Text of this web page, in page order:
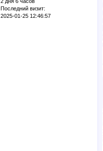
Последний визит:
2025-01-25 12:46:57